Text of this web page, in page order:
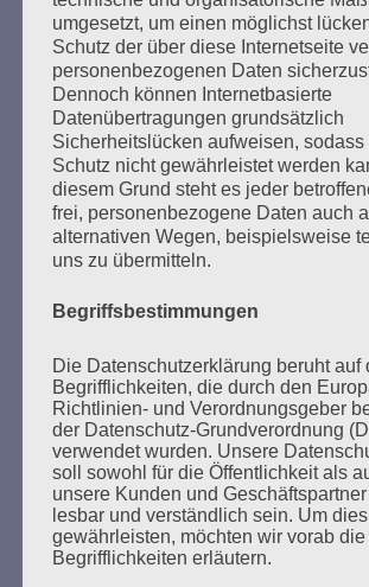
Esther Bejarano
SUCHEN
MARATHONLESUNG AUS DEN
VERBRANNTEN BÜCHERN
umgesetzt, um einen möglichst
Schutz der über diese Internetseite
personenbezogenen Daten
Dennoch können Internetbasierte
Datenübertragungen grundsätzlich
Sicherheitslücken aufweisen,
Schutz nicht gewährleistet werden
diesem Grund steht es jeder
frei, personenbezogene Daten auch
alternativen Wegen, beispielsweise
uns zu übermitteln.
Begriffsbestimmungen
Die Datenschutzerklärung beruht auf
Begrifflichkeiten, die durch den
Richtlinien- und Verordnungsgeber
der Datenschutz-Grundverordnung
verwendet wurden. Unsere
soll sowohl für die Öffentlichkeit als
unsere Kunden und
lesbar und verständlich sein. Um
gewährleisten, möchten wir vorab
Begrifflichkeiten erläutern.